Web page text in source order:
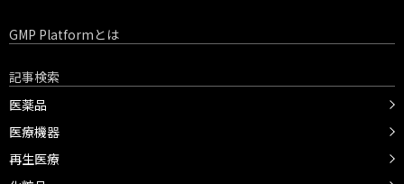
GMP Platformとは
記事検索
医薬品
医療機器
再生医療